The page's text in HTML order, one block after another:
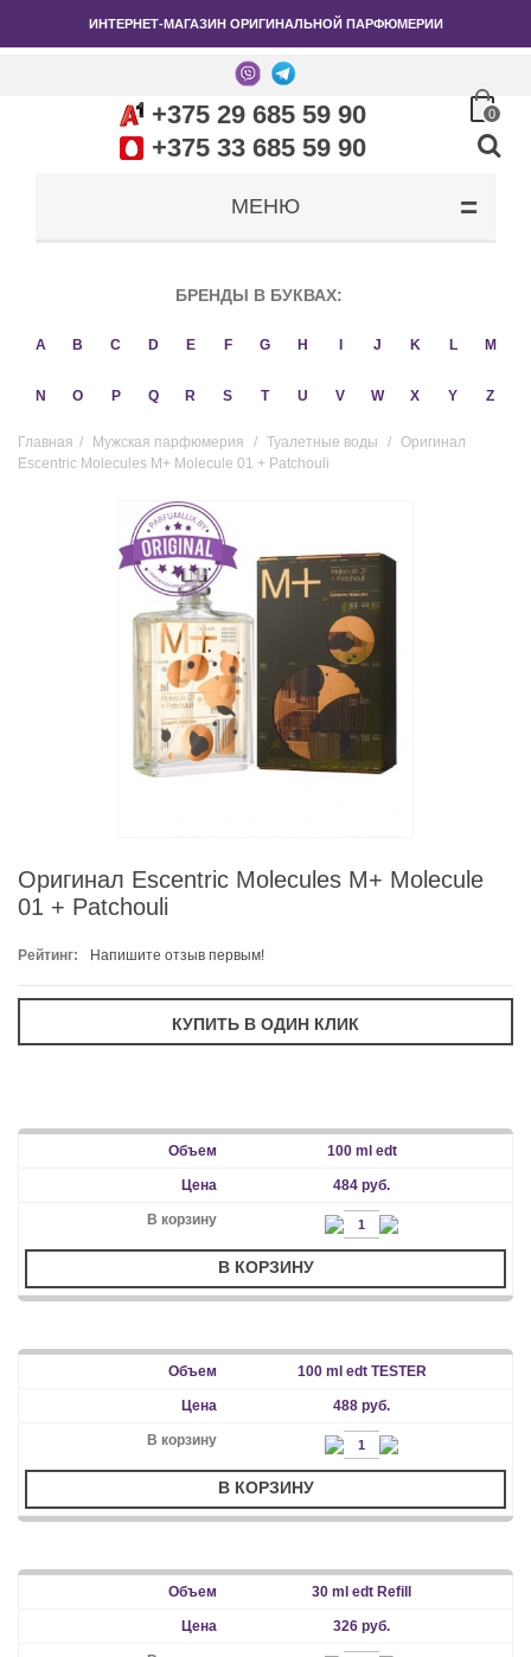
ИНТЕРНЕТ-МАГАЗИН ОРИГИНАЛЬНОЙ ПАРФЮМЕРИИ
+375 29 685 59 90
+375 33 685 59 90
0
МЕНЮ
БРЕНДЫ В БУКВАХ:
A B C D E F G H J K L M
N O P Q R S T U V W X Y Z
Главная / Мужская парфюмерия / Туалетные воды / Оригинал
Escentric Molecules M+ Molecule 01 + Patchouli
Оригинал Escentric Molecules M+ Molecule
01 + Patchouli
Рейтинг: Напишите отзыв первым!
100 ml edt
484 руб.
В КОРЗИНУ
100 ml edt TESTER
488 руб.
В КОРЗИНУ
30 ml edt Refill
326 руб.